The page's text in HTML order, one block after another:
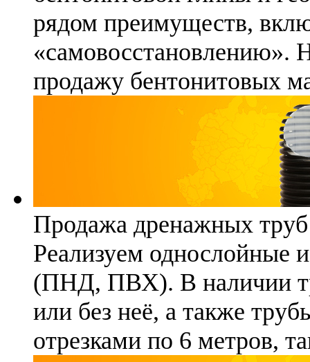
рядом преимуществ,
«самовосстановлению».
продажу бентонитовых
Продажа дренажных труб
Реализуем однослойные
(ПНД, ПВХ). В наличии
или без неё, а также
отрезками по 6 метров,